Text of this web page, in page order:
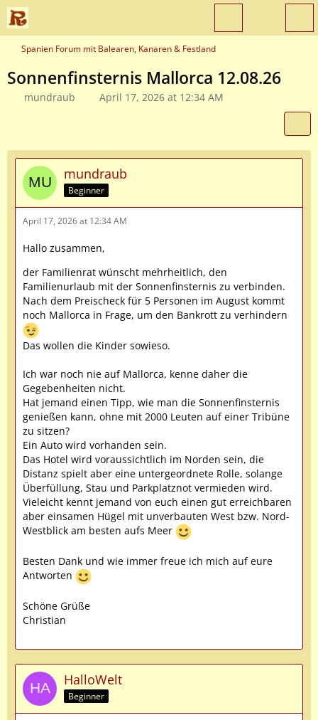
Spanien Forum mit Balearen, Kanaren & Festland
Sonnenfinsternis Mallorca 12.08.26
mundraub April 17, 2026 at 12:34 AM
mundraub
Beginner
April 17, 2026 at 12:34 AM
Hallo zusammen,
der Familienrat wünscht mehrheitlich, den
Familienurlaub mit der Sonnenfinsternis zu verbinden.
Nach dem Preischeck für 5 Personen im August kommt
noch Mallorca in Frage, um den Bankrott zu verhindern
Das wollen die Kinder sowieso.
Ich war noch nie auf Mallorca, kenne daher die
Gegebenheiten nicht.
Hat jemand einen Tipp, wie man die Sonnenfinsternis
genießen kann, ohne mit 2000 Leuten auf einer Tribüne
zu sitzen?
Ein Auto wird vorhanden sein.
Das Hotel wird voraussichtlich im Norden sein, die
Distanz spielt aber eine untergeordnete Rolle, solange
Überfüllung, Stau und Parkplatznot vermieden wird.
Vieleicht kennt jemand von euch einen gut erreichbaren
aber einsamen Hügel mit unverbauten West bzw. Nord-
Westblick am besten aufs Meer
Besten Dank und wie immer freue ich mich auf eure
Antworten
Schöne Grüße
Christian
HalloWelt
Beginner